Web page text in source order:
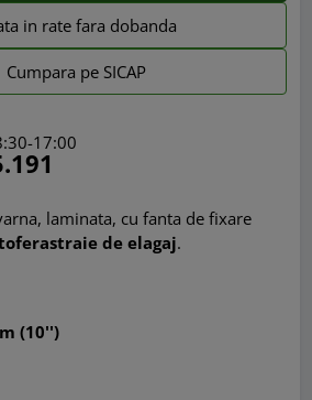
in rate fara dobanda
Cumpara pe SICAP
17:00
laminata, cu fanta de fixare
de elagaj.
(10'')